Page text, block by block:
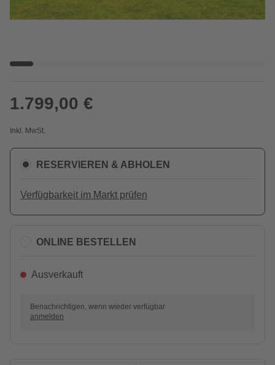
1.799,00 €
Inkl. MwSt.
RESERVIEREN & ABHOLEN
Verfügbarkeit im Markt prüfen
ONLINE BESTELLEN
Ausverkauft
Benachrichtigen, wenn wieder verfügbar
anmelden